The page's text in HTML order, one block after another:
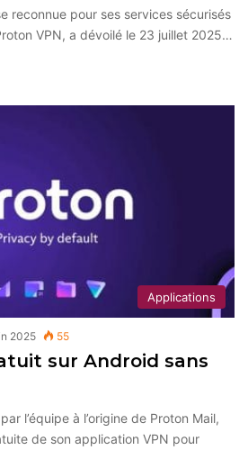
reconnue pour ses services sécurisés
VPN, a dévoilé le 23 juillet 2025…
Applications
2025 55
sur Android sans
l’équipe à l’origine de Proton Mail,
de son application VPN pour